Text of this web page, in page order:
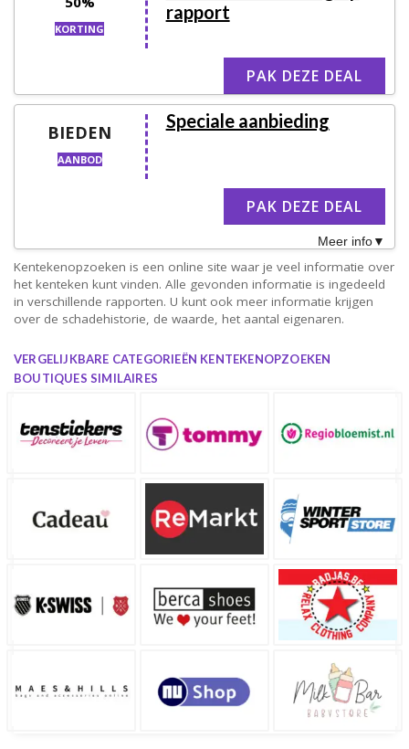
KORTING
rapport
PAK DEZE DEAL
BIEDEN
AANBOD
Speciale aanbieding
PAK DEZE DEAL
Meer info
Kentekenopzoeken is een online site waar je veel informatie over
het kenteken kunt vinden. Alle gevonden informatie is ingedeeld
in verschillende rapporten. U kunt ook meer informatie krijgen
over de schadehistorie, de waarde, het aantal eigenaren.
VERGELIJKBARE CATEGORIEËN KENTEKENOPZOEKEN
BOUTIQUES SIMILAIRES